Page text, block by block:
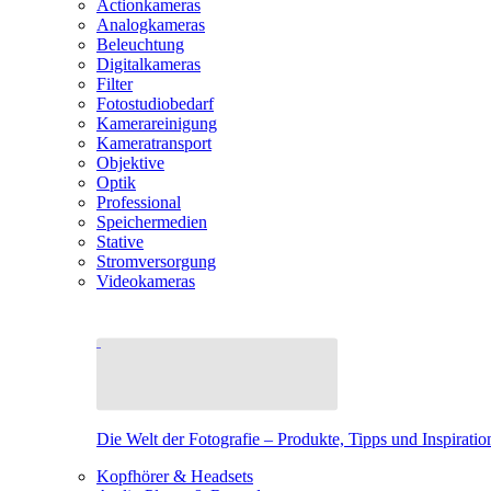
Actionkameras
Analogkameras
Beleuchtung
Digitalkameras
Filter
Fotostudiobedarf
Kamerareinigung
Kameratransport
Objektive
Optik
Professional
Speichermedien
Stative
Stromversorgung
Videokameras
Die Welt der Fotografie – Produkte, Tipps und
Kopfhörer & Headsets